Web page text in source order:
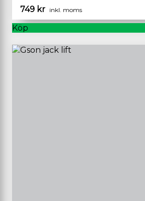
749 kr inkl. moms
Köp